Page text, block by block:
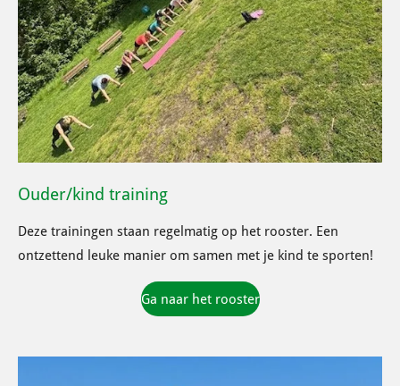
Ouder/kind training
Deze trainingen staan regelmatig op het rooster. Een
ontzettend leuke manier om samen met je kind te sporten!
Ga naar het rooster